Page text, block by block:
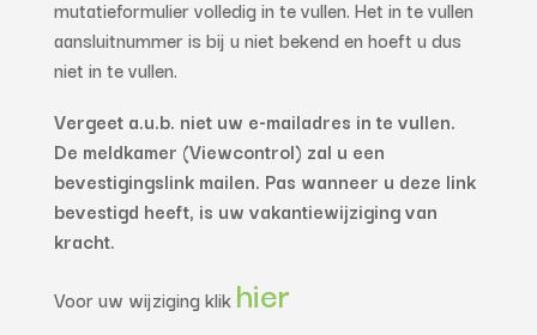
mutatieformulier volledig in te vullen. Het in te vullen
aansluitnummer is bij u niet bekend en hoeft u dus
niet in te vullen.
Vergeet a.u.b. niet uw e-mailadres in te vullen.
De meldkamer (Viewcontrol) zal u een
bevestigingslink mailen. Pas wanneer u deze link
bevestigd heeft, is uw vakantiewijziging van
kracht.
Voor uw wijziging klik hier